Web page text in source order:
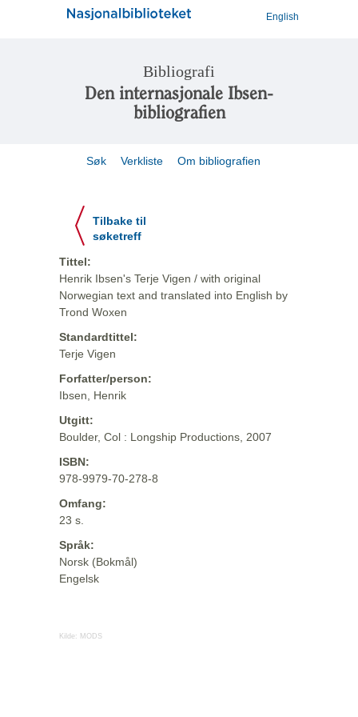
English
Bibliografi
Den internasjonale Ibsen-
bibliografien
Søk Verkliste Om bibliografien
Tilbake til
søketreff
Tittel:
Henrik Ibsen's Terje Vigen / with original
Norwegian text and translated into English by
Trond Woxen
Standardtittel:
Terje Vigen
Forfatter/person:
Ibsen, Henrik
Utgitt:
Boulder, Col : Longship Productions, 2007
ISBN:
978-9979-70-278-8
Omfang:
23 s.
Språk:
Norsk (Bokmål)
Engelsk
Kilde: MODS